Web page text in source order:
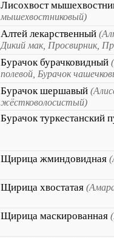
Лисохвост
мышехвостниковый)
Алтей лекарственный
Дикий мак, Просвирник,
Бурачок бурачковидный
полевой, Бурачок
Бурачок шершавый
жёстковолосистый)
Бурачок туркестанский
Щирица жминдовидная
Щирица хвостатая
Щирица маскированная